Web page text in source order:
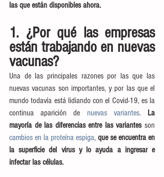
las que están disponibles ahora.
1. ¿Por qué las empresas
están trabajando en nuevas
vacunas?
Una de las principales razones por las que las
nuevas vacunas son importantes, y por las que el
mundo todavía está lidiando con el Covid-19, es la
continua aparición de nuevas variantes.
La
mayoría de las diferencias entre las variantes
cambios en la proteína espiga, que se encuentra en
la superficie del virus y lo ayuda a ingresar e
infectar las células.